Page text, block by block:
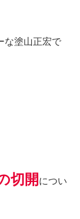
な塗山正宏で
切開 につい